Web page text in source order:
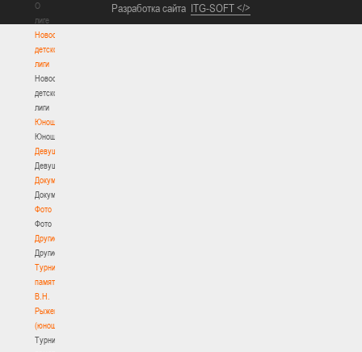
О
лиге
Новости
детской
лиги
Новости
детской
лиги
Юноши
Юноши
Девушки
Девушки
Документы
Документы
Фото
Фото
Другие
Другие
Турнир
памяти
В.Н.
Рыженкова
(юноши)
Турнир
Разработка сайта ITG-SOFT </>